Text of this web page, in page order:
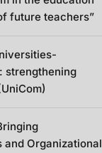
future teachers”
strengthening
and Organizational